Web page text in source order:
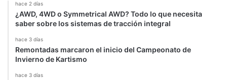
hace 2 días
¿AWD, 4WD o Symmetrical AWD? Todo lo que necesita
saber sobre los sistemas de tracción integral
hace 3 días
Remontadas marcaron el inicio del Campeonato de
Invierno de Kartismo
hace 3 días